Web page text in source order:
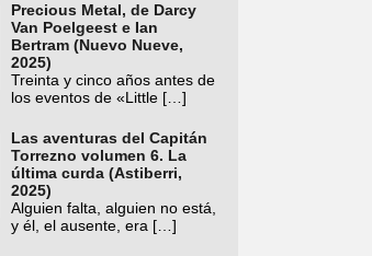
Precious Metal, de Darcy
Van Poelgeest e Ian
Bertram (Nuevo Nueve,
2025)
Treinta y cinco años antes de
los eventos de «Little […]
Las aventuras del Capitán
Torrezno volumen 6. La
última curda (Astiberri,
2025)
Alguien falta, alguien no está,
y él, el ausente, era […]